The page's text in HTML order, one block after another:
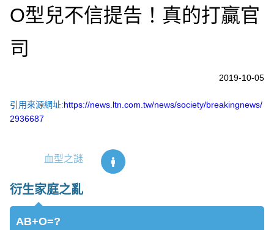
O型兒不信提告！真的打贏官
司
2019-10-05
引用來源網址:https://news.ltn.com.tw/news/society/breakingnews/
2936687
血型之謎
衍生家庭之亂
AB+O=?